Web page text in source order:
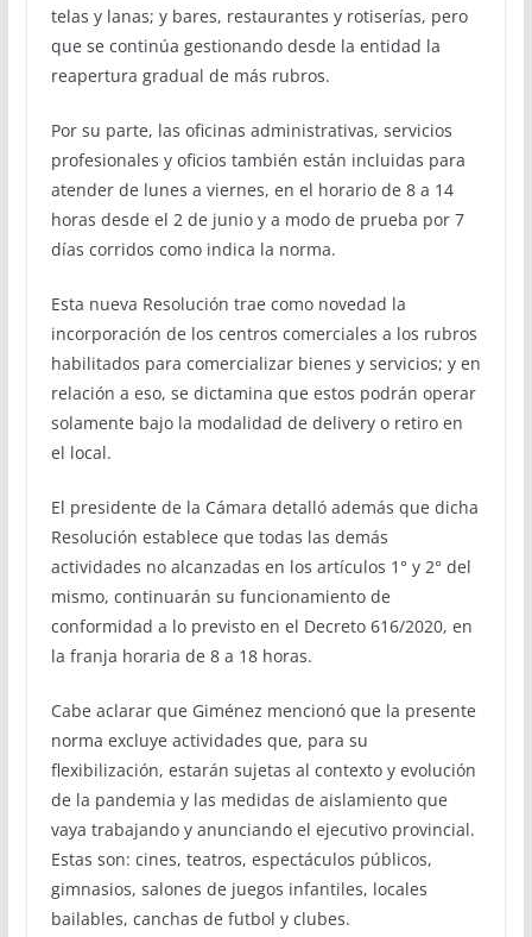
telas y lanas; y bares, restaurantes y rotiserías, pero
que se continúa gestionando desde la entidad la
reapertura gradual de más rubros.
Por su parte, las oficinas administrativas, servicios
profesionales y oficios también están incluidas para
atender de lunes a viernes, en el horario de 8 a 14
horas desde el 2 de junio y a modo de prueba por 7
días corridos como indica la norma.
Esta nueva Resolución trae como novedad la
incorporación de los centros comerciales a los rubros
habilitados para comercializar bienes y servicios; y en
relación a eso, se dictamina que estos podrán operar
solamente bajo la modalidad de delivery o retiro en
el local.
El presidente de la Cámara detalló además que dicha
Resolución establece que todas las demás
actividades no alcanzadas en los artículos 1° y 2° del
mismo, continuarán su funcionamiento de
conformidad a lo previsto en el Decreto 616/2020, en
la franja horaria de 8 a 18 horas.
Cabe aclarar que Giménez mencionó que la presente
norma excluye actividades que, para su
flexibilización, estarán sujetas al contexto y evolución
de la pandemia y las medidas de aislamiento que
vaya trabajando y anunciando el ejecutivo provincial.
Estas son: cines, teatros, espectáculos públicos,
gimnasios, salones de juegos infantiles, locales
bailables, canchas de futbol y clubes.